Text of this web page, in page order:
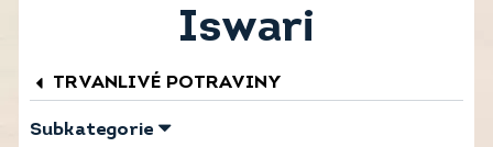
Iswari
TRVANLIVÉ POTRAVINY
Subkategorie